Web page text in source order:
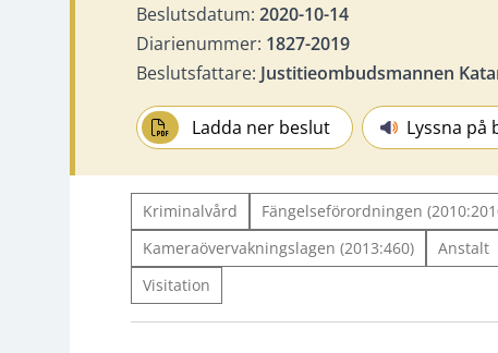
Beslutsdatum: 2020-10-14
Diarienummer: 1827-2019
Beslutsfattare: Justitieombudsmannen
Ladda ner beslut Lyssna på
Kriminalvård Fängelseförordningen
Kameraövervakningslagen (2013:460)
Anstalt
Visitation